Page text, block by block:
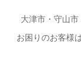
大津市・守山市
お困りのお客様